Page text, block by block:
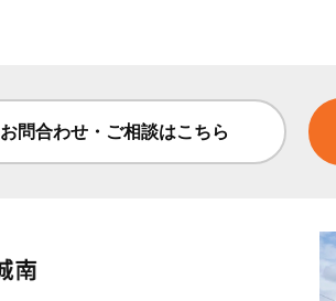
お問合わせ・ご相談はこちら